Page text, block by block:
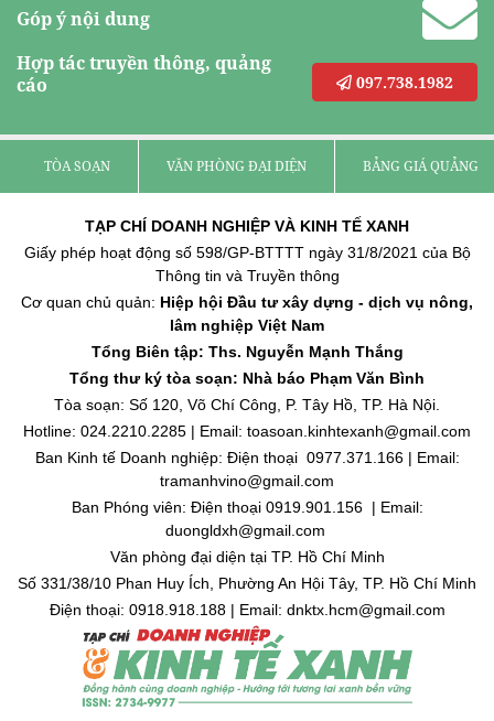
Góp ý nội dung
Hợp tác truyền thông, quảng
cáo
097.738.1982
TÒA SOẠN VĂN PHÒNG ĐẠI DIỆN BẢNG GIÁ QUẢNG
TẠP CHÍ DOANH NGHIỆP VÀ KINH TẾ XANH
Giấy phép hoạt động số 598/GP-BTTTT ngày 31/8/2021 của Bộ
Thông tin và Truyền thông
Cơ quan chủ quản: Hiệp hội Đầu tư xây dựng - dịch vụ nông,
lâm nghiệp Việt Nam
Tổng Biên tập: Ths. Nguyễn Mạnh Thắng
Tổng thư ký tòa soạn: Nhà báo Phạm Văn Bình
Tòa soạn: Số 120, Võ Chí Công, P. Tây Hồ, TP. Hà Nội.
Hotline: 024.2210.2285 | Email: toasoan.kinhtexanh@gmail.com
Ban Kinh tế Doanh nghiệp: Điện thoại 0977.371.166 | Email:
tramanhvino@gmail.com
Ban Phóng viên: Điện thoại 0919.901.156 | Email:
duongldxh@gmail.com
Văn phòng đại diện tại TP. Hồ Chí Minh
Số 331/38/10 Phan Huy Ích, Phường An Hội Tây, TP. Hồ Chí Minh
Điện thoại: 0918.918.188 | Email: dnktx.hcm@gmail.com